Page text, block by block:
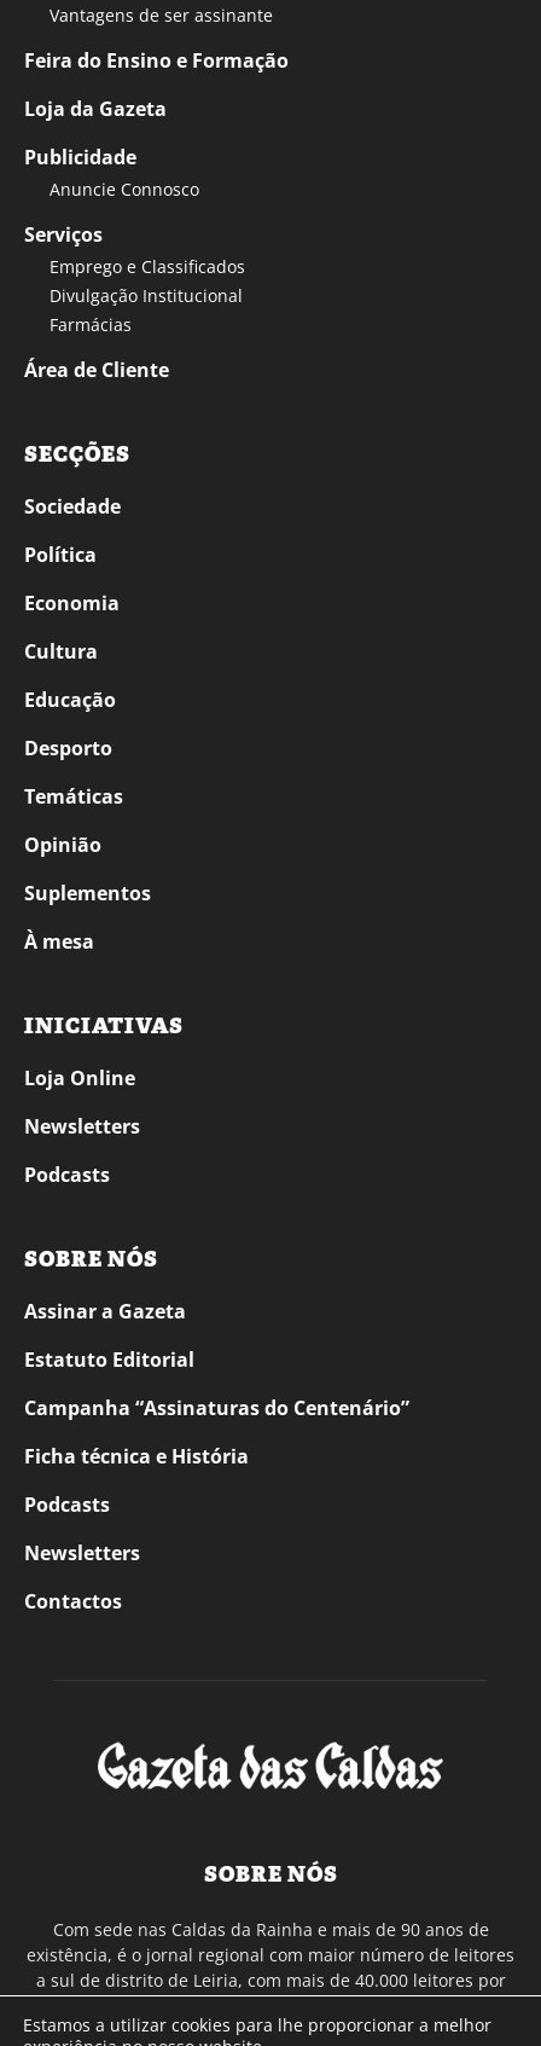
Vantagens de ser assinante
Feira do Ensino e Formação
Loja da Gazeta
Publicidade
Anuncie Connosco
Serviços
Emprego e Classificados
Divulgação Institucional
Farmácias
Área de Cliente
SECÇÕES
Sociedade
Política
Economia
Cultura
Educação
Desporto
Temáticas
Opinião
Suplementos
À mesa
INICIATIVAS
Loja Online
Newsletters
Podcasts
SOBRE NÓS
Assinar a Gazeta
Estatuto Editorial
Campanha “Assinaturas do Centenário”
Ficha técnica e História
Podcasts
Newsletters
Contactos
SOBRE NÓS
Com sede nas Caldas da Rainha e mais de 90 anos de
existência, é o jornal regional com maior número de leitores
a sul de distrito de Leiria, com mais de 40.000 leitores por
Continental e assinatura online.
Estamos a utilizar cookies para lhe proporcionar a melhor